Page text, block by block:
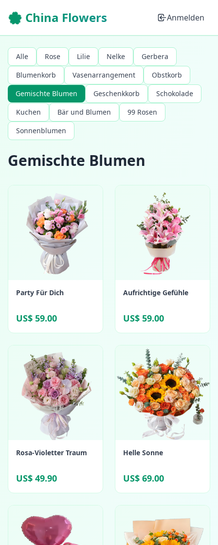
🌸 China Flowers Anmelden
Alle Rose Lilie Nelke
Gerbera
Blumenkorb
Vasenarrangement
Obstkorb
Gemischte Blumen
Geschenkkorb
Schokolade
Kuchen
Bär und Blumen
99 Rosen
Sonnenblumen
Gemischte Blumen
Party Für Dich
US$ 59.00
Aufrichtige Gefühle
US$ 59.00
Rosa-Violetter Traum
US$ 49.90
Helle Sonne
US$ 69.00